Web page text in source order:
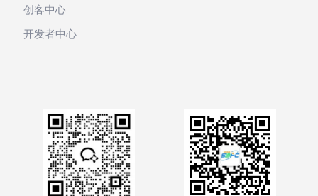
创客中心
开发者中心